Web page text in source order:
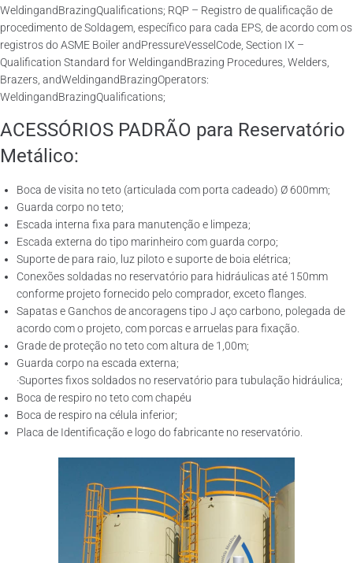
WeldingandBrazingQualifications; RQP – Registro de qualificação de
procedimento de Soldagem, específico para cada EPS, de acordo com os
registros do ASME Boiler andPressureVesselCode, Section IX –
Qualification Standard for WeldingandBrazing Procedures, Welders,
Brazers, andWeldingandBrazingOperators:
WeldingandBrazingQualifications;
ACESSÓRIOS PADRÃO para Reservatório
Metálico:
Boca de visita no teto (articulada com porta cadeado) Ø 600mm;
Guarda corpo no teto;
Escada interna fixa para manutenção e limpeza;
Escada externa do tipo marinheiro com guarda corpo;
Suporte de para raio, luz piloto e suporte de boia elétrica;
Conexões soldadas no reservatório para hidráulicas até 150mm
conforme projeto fornecido pelo comprador, exceto flanges.
Sapatas e Ganchos de ancoragens tipo J aço carbono, polegada de
acordo com o projeto, com porcas e arruelas para fixação.
Grade de proteção no teto com altura de 1,00m;
Guarda corpo na escada externa;
·Suportes fixos soldados no reservatório para tubulação hidráulica;
Boca de respiro no teto com chapéu
Boca de respiro na célula inferior;
Placa de Identificação e logo do fabricante no reservatório.